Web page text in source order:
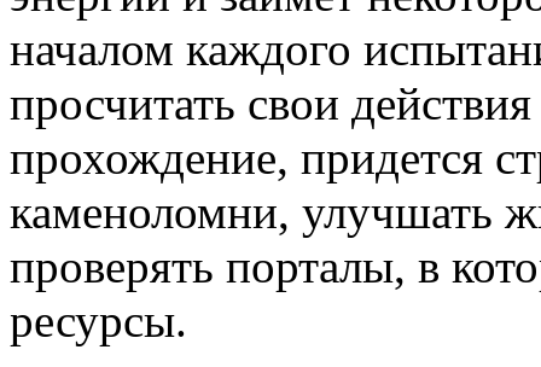
началом каждого
просчитать свои
прохождение, придется
каменоломни, улучшать
проверять порталы, в
ресурсы.